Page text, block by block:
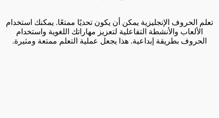
تعلم الحروف الإنجليزية يمكن أن يكون تحديًا ممتعًا. يمكنك استخدام
الألعاب والأنشطة التفاعلية لتعزيز مهاراتك اللغوية واستخدام
الحروف بطريقة إبداعية. هذا يجعل عملية التعلم ممتعة ومثيرة.